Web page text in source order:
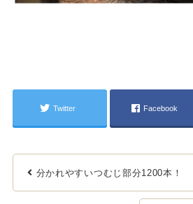
Twitter Facebook
分かれやすいつむじ部分1200本！